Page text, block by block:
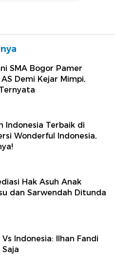
SMA Bogor Pamer
Demi Kejar Mimpi,
Indonesia Terbaik di
Wonderful Indonesia,
Hak Asuh Anak
dan Sarwendah Ditunda
Indonesia: Ilhan Fandi
Saja